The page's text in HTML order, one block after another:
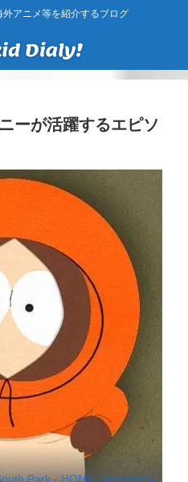
アニメ等を紹介するブログ
ーが活躍するエピソ
Park - HOME | Facebook